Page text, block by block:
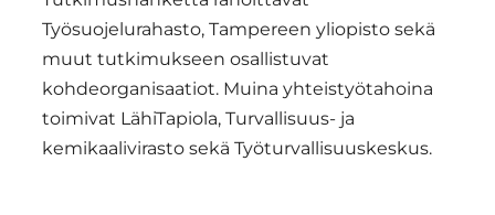
Työsuojelurahasto, Tampereen yliopisto sekä
muut tutkimukseen osallistuvat
kohdeorganisaatiot. Muina yhteistyötahoina
toimivat LähiTapiola, Turvallisuus- ja
kemikaalivirasto sekä Työturvallisuuskeskus.